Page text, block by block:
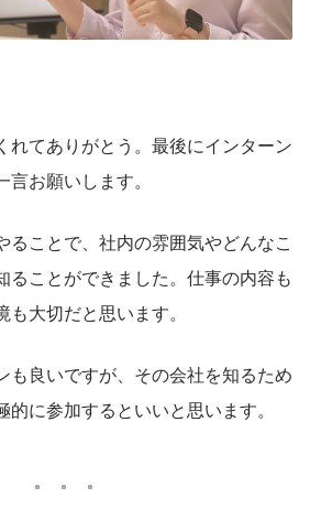
れてありがとう。最後にインターン
お願いします。
ることで、社内の雰囲気やどんなこ
ることができました。仕事の内容も
大切だと思います。
も良いですが、その会社を知るため
に参加するといいと思います。